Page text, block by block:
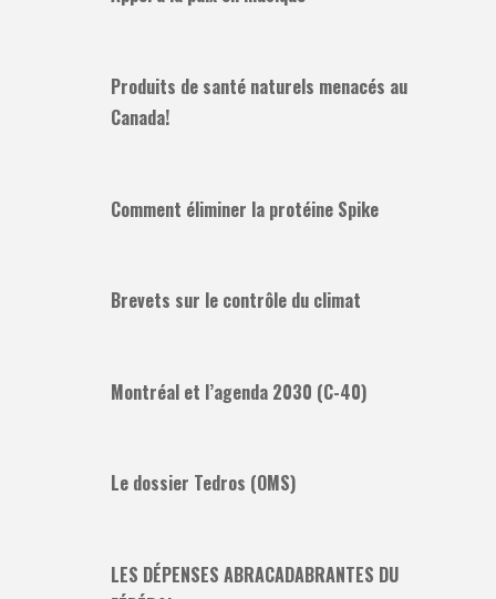
Produits de santé naturels menacés au
Canada!
Comment éliminer la protéine Spike
Brevets sur le contrôle du climat
Montréal et l’agenda 2030 (C-40)
Le dossier Tedros (OMS)
LES DÉPENSES ABRACADABRANTES DU